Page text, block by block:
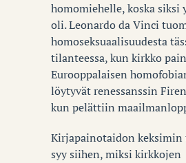
homomiehelle, koska siksi
oli. Leonardo da Vinci
homoseksuaalisuudesta
tilanteessa, kun kirkko
Eurooppalaisen
löytyvät renessanssin
kun pelättiin
Kirjapainotaidon keksimin
syy siihen, miksi kirkkojen